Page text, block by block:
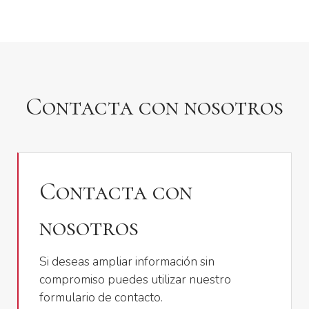
Contacta con nosotros
Contacta con
nosotros
Si deseas ampliar información sin
compromiso puedes utilizar nuestro
formulario de contacto.